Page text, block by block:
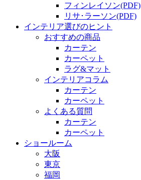
フィンレイソン(PDF)
リサ･ラーソン(PDF)
インテリア選びのヒント
おすすめの商品
カーテン
カーペット
ラグ&マット
インテリアコラム
カーテン
カーペット
よくある質問
カーテン
カーペット
ショールーム
大阪
東京
福岡